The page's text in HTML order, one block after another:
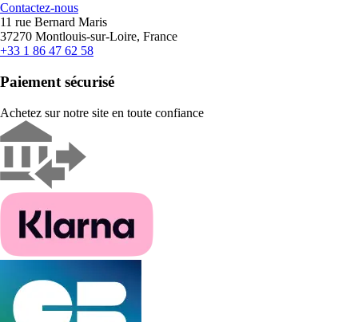
Contactez-nous
11 rue Bernard Maris
37270 Montlouis-sur-Loire, France
+33 1 86 47 62 58
Paiement sécurisé
Achetez sur notre site en toute confiance